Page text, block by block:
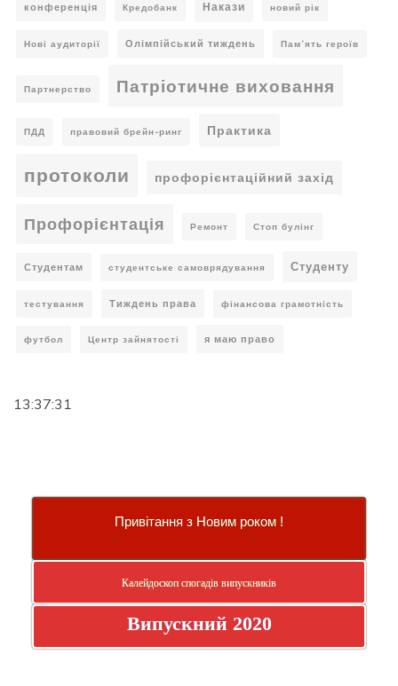
конференція Кредобанк Накази новий рік
Нові аудиторії Олімпійський тиждень Пам’ять героїв
Партнерство Патріотичне виховання
ПДД правовий брейн-ринг Практика
протоколи профорієнтаційний захід
Профорієнтація Ремонт Стоп булінг
Студентам студентське самоврядування Студенту
тестування Тиждень права фінансова грамотність
футбол Центр зайнятості я маю право
13:37:31
Привітання з Новим роком !
Калейдоскоп спогадів випускників
Випускний 2020